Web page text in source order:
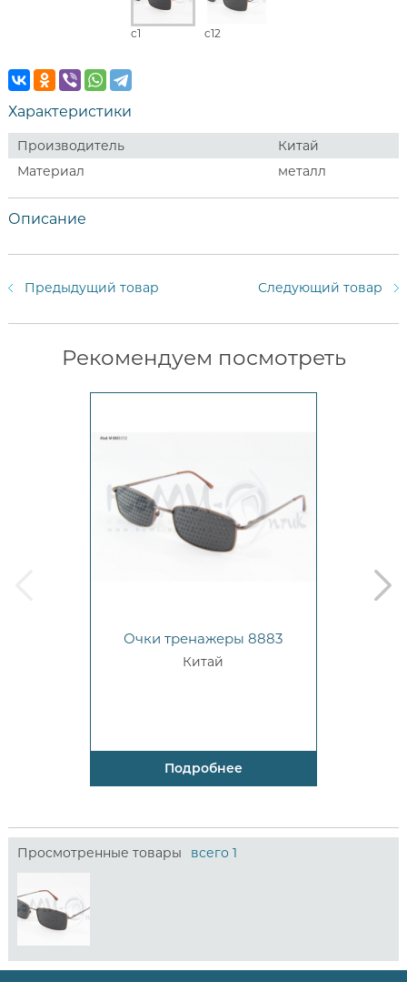
c1 c12
Характеристики
Производитель
Китай
Материал
металл
Описание
Предыдущий товар Следующий товар
Рекомендуем посмотреть
Очки тренажеры 8883
Китай
Подробнее
next
Просмотренные товары всего 1